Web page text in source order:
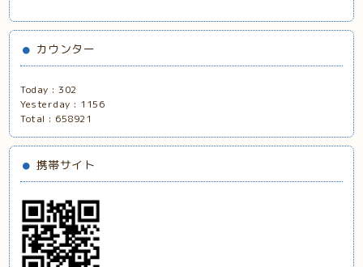
カウンター
Today :302
Yesterday : 1156
Total : 658921
携帯サイト